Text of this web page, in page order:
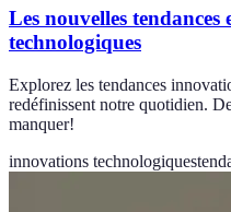
Les nouvelles
technologiques
Explorez les tendances
redéfinissent notre quotidien.
manquer!
innovations technologiques